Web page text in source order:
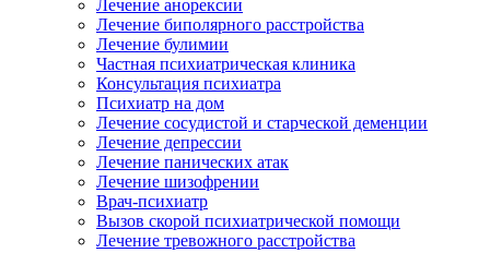
Лечение анорексии
Лечение биполярного расстройства
Лечение булимии
Частная психиатрическая клиника
Консультация психиатра
Психиатр на дом
Лечение сосудистой и старческой деменции
Лечение депрессии
Лечение панических атак
Лечение шизофрении
Врач-психиатр
Вызов скорой психиатрической помощи
Лечение тревожного расстройства